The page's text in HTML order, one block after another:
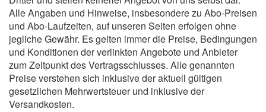
Alle Angaben und Hinweise, insbesondere zu Abo-Preisen
und Abo-Laufzeiten, auf unseren Seiten erfolgen ohne
jegliche Gewähr. Es gelten immer die Preise, Bedingungen
und Konditionen der verlinkten Angebote und Anbieter
zum Zeitpunkt des Vertragsschlusses. Alle genannten
Preise verstehen sich inklusive der aktuell gültigen
gesetzlichen Mehrwertsteuer und inklusive der
Versandkosten.